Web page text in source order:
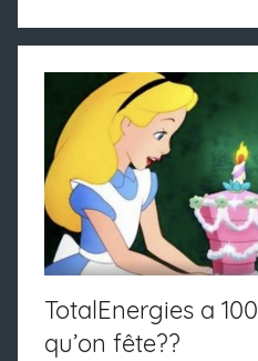
TotalEnergies a
qu’on fête??